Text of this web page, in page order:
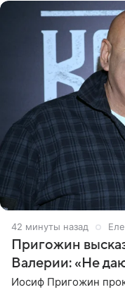
42 минуты назад
Пригожин
Валерии: «Не
Иосиф Пригожин